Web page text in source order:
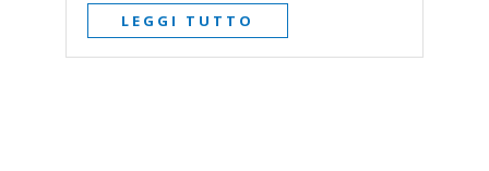
LEGGI TUTTO